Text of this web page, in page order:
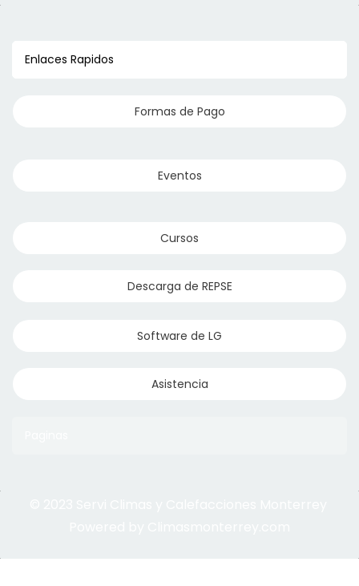
Enlaces Rapidos
Formas de Pago
Eventos
Cursos
Descarga de REPSE
Software de LG
Asistencia